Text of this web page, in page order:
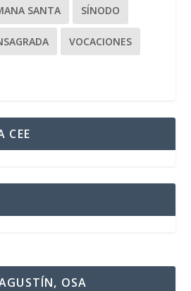
SANTA SÍNODO
VOCACIONES
CEE
OSA